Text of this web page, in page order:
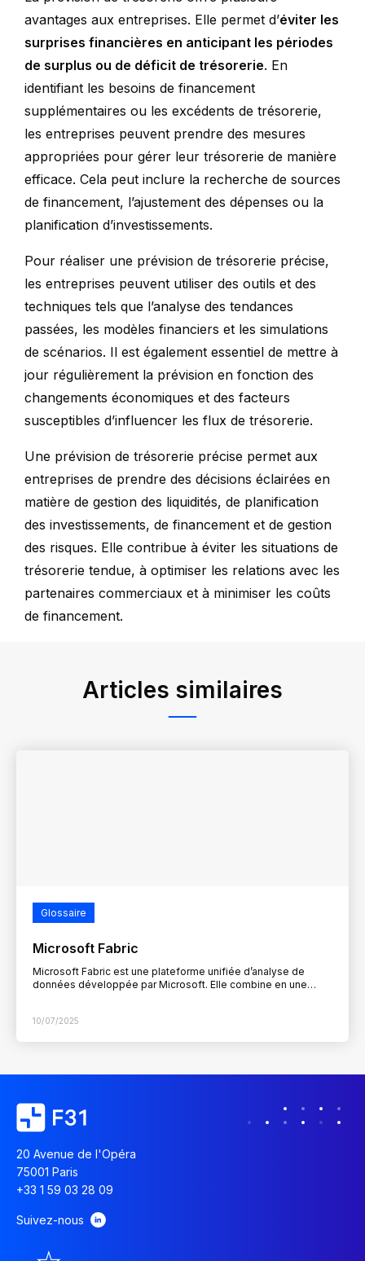
avantages aux entreprises. Elle permet d’éviter les
surprises financières en anticipant les périodes
de surplus ou de déficit de trésorerie. En
identifiant les besoins de financement
supplémentaires ou les excédents de trésorerie,
les entreprises peuvent prendre des mesures
appropriées pour gérer leur trésorerie de manière
efficace. Cela peut inclure la recherche de sources
de financement, l’ajustement des dépenses ou la
planification d’investissements.
Pour réaliser une prévision de trésorerie précise,
les entreprises peuvent utiliser des outils et des
techniques tels que l’analyse des tendances
passées, les modèles financiers et les simulations
de scénarios. Il est également essentiel de mettre à
jour régulièrement la prévision en fonction des
changements économiques et des facteurs
susceptibles d’influencer les flux de trésorerie.
Une prévision de trésorerie précise permet aux
entreprises de prendre des décisions éclairées en
matière de gestion des liquidités, de planification
des investissements, de financement et de gestion
des risques. Elle contribue à éviter les situations de
trésorerie tendue, à optimiser les relations avec les
partenaires commerciaux et à minimiser les coûts
de financement.
Articles similaires
Glossaire
Microsoft Fabric
Microsoft Fabric est une plateforme unifiée d’analyse de
données développée par Microsoft. Elle combine en une
10/07/2025
20 Avenue de l'Opéra
75001 Paris
+33 1 59 03 28 09
Suivez-nous